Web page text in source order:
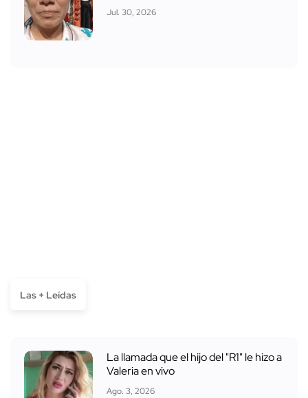
Jul. 30, 2026
Las + Leídas
La llamada que el hijo del "R1" le hizo a
Valeria en vivo
Ago. 3, 2026